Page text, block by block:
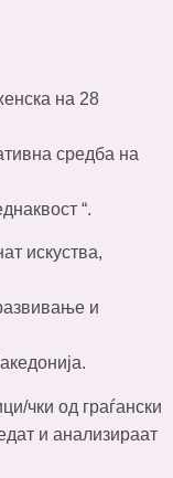
на 28
средба на
“.
искуства,
и
чки од граѓански
и анализираат